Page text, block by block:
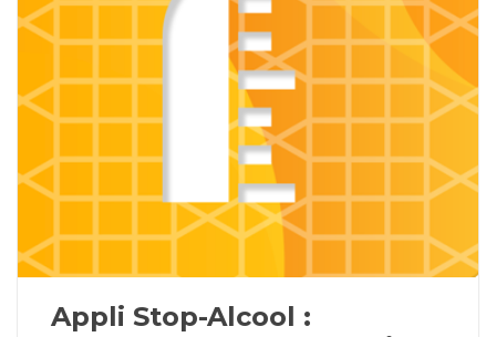
Appli Stop-Alcool :